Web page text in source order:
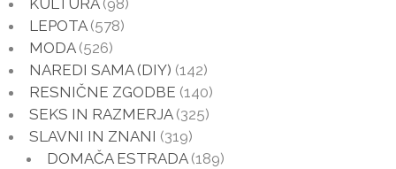
LEPOTA(578)
MODA(526)
NAREDI SAMA (DIY) (142)
RESNIČNE ZGODBE (140)
SEKS IN RAZMERJA(325)
SLAVNI IN ZNANI (319)
DOMAČA ESTRADA(189)